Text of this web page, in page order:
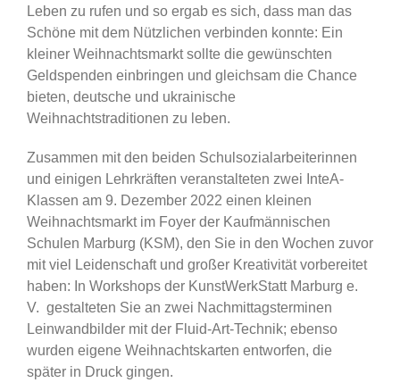
Leben zu rufen und so ergab es sich, dass man das
Schöne mit dem Nützlichen verbinden konnte: Ein
kleiner Weihnachtsmarkt sollte die gewünschten
Geldspenden einbringen und gleichsam die Chance
bieten, deutsche und ukrainische
Weihnachtstraditionen zu leben.
Zusammen mit den beiden Schulsozialarbeiterinnen
und einigen Lehrkräften veranstalteten zwei InteA-
Klassen am 9. Dezember 2022 einen kleinen
Weihnachtsmarkt im Foyer der Kaufmännischen
Schulen Marburg (KSM), den Sie in den Wochen zuvor
mit viel Leidenschaft und großer Kreativität vorbereitet
haben: In Workshops der KunstWerkStatt Marburg e.
V. gestalteten Sie an zwei Nachmittagsterminen
Leinwandbilder mit der Fluid-Art-Technik; ebenso
wurden eigene Weihnachtskarten entworfen, die
später in Druck gingen.